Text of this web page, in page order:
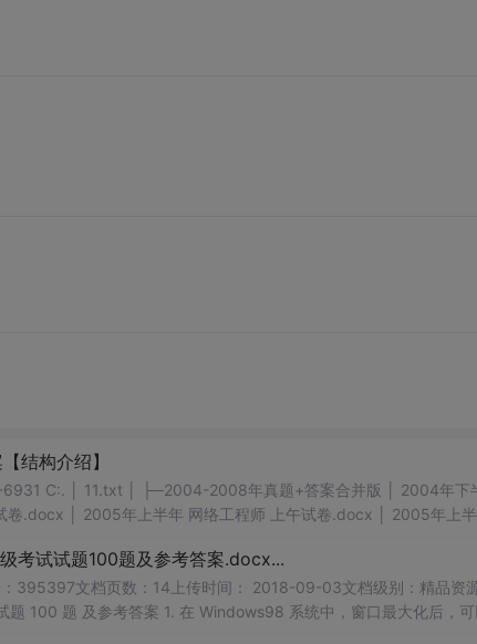
结构介绍】
│ 2004年下半年
考试试题100题及参考答案.docx...
395397文档页数：14上传时间： 2018-09-03文档级别：精品资
100 题 及参考答案 1. 在 Windows98 系统中，窗口最大化后，